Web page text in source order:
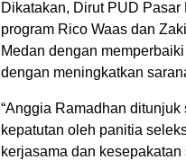
Dikatakan, Dirut PUD
program Rico Waas dan
Medan dengan
dengan meningkatkan
“Anggia Ramadhan
kepatutan oleh panitia
kerjasama dan